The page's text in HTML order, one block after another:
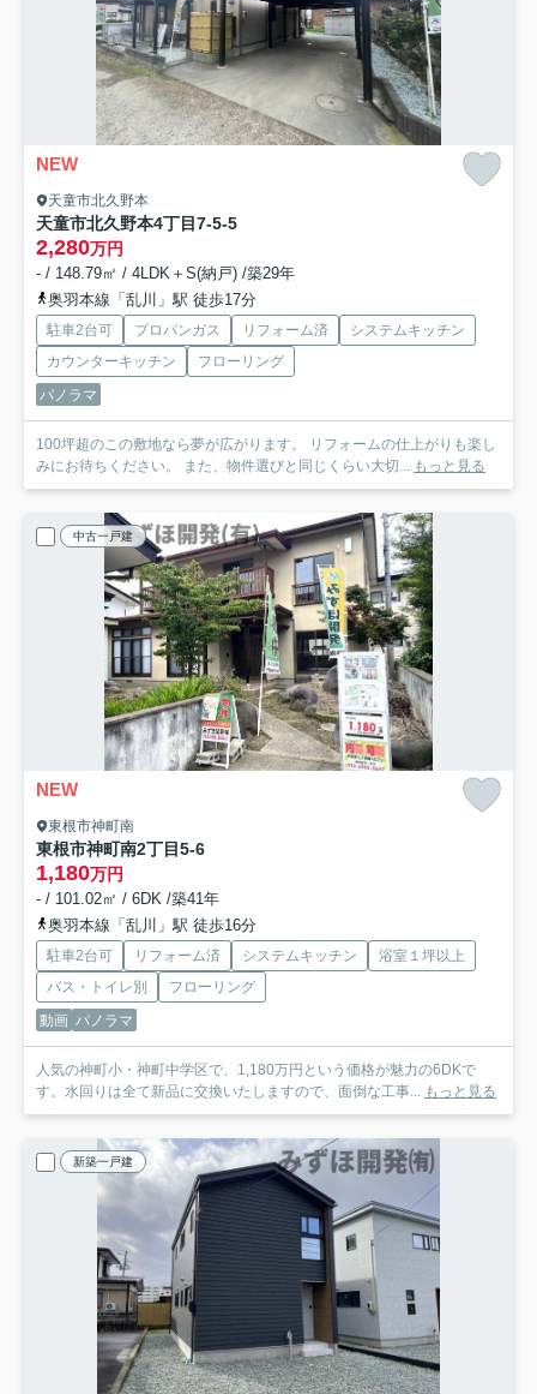
NEW
天童市北久野本
天童市北久野本4丁目7-5-5
2,280万円
- / 148.79㎡ / 4LDK＋S(納戸) /築29年
奥羽本線「乱川」駅 徒歩17分
駐車2台可 プロパンガス リフォーム済
システムキッチン
カウンターキッチン
フローリング
パノラマ
100坪超のこの敷地なら夢が広がります。 リフォームの仕上がりも楽し
みにお待ちください。 また、物件選びと同じくらい大切... もっと見る
中古一戸建
NEW
東根市神町南
東根市神町南2丁目5-6
1,180万円
- / 101.02㎡ / 6DK /築41年
奥羽本線「乱川」駅 徒歩16分
駐車2台可 リフォーム済 システムキッチン
浴室１坪以上
バス・トイレ別
フローリング
動画 パノラマ
人気の神町小・神町中学区で、1,180万円という価格が魅力の6DKで
す。水回りは全て新品に交換いたしますので、面倒な工事... もっと見る
新築一戸建